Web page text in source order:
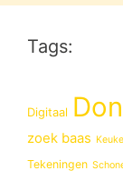
Tags:
Digitaal
zoek baas
Tekeningen